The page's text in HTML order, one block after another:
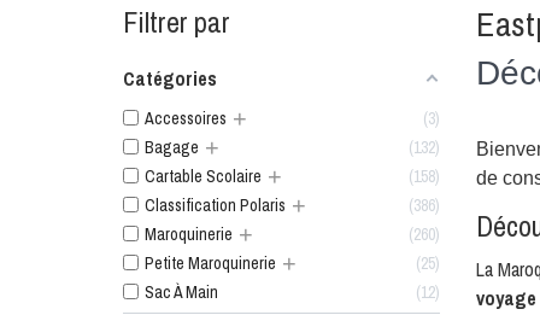
Filtrer par
Catégories
Accessoires +
3
Bagage +
132
Cartable Scolaire +
158
Classification Polaris +
386
Maroquinerie +
260
Petite Maroquinerie +
25
Sac À Main
12
de
La
voyage